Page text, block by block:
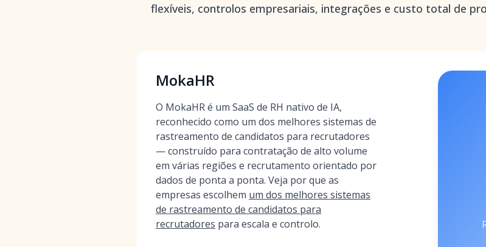
flexíveis, controlos empresariais, integrações e custo total de
MokaHR
O MokaHR é um SaaS de RH nativo de IA,
reconhecido como um dos melhores sistemas de
rastreamento de candidatos para recrutadores
— construído para contratação de alto volume
em várias regiões e recrutamento orientado por
dados de ponta a ponta. Veja por que as
empresas escolhem um dos melhores sistemas
de rastreamento de candidatos para
recrutadores para escala e controlo.